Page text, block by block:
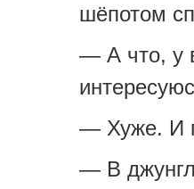
шёпотом
— А что, у
— Хуже. И
— В